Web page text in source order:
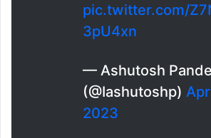
pic.twitter.com/
3pU4xn
— Ashutosh
(@Iashutoshp)
2023